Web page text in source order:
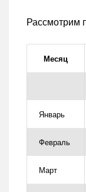
Рассмотрим
Месяц
Январь
Февраль
Март